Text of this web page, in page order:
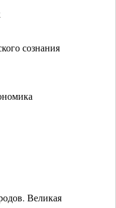
сознания
Великая